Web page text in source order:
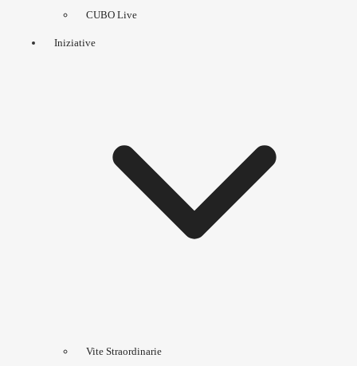
CUBO Live
Iniziative
Vite Straordinarie